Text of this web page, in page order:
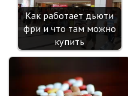
Как работает дьюти
фри и что там можно
купить